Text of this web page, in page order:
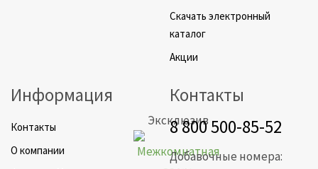
Эксклюзив
Скачать электронный
каталог
Акции
Информация
Контакты
О компании
Контакты
8 800 500-85-52
Добавочные номера: